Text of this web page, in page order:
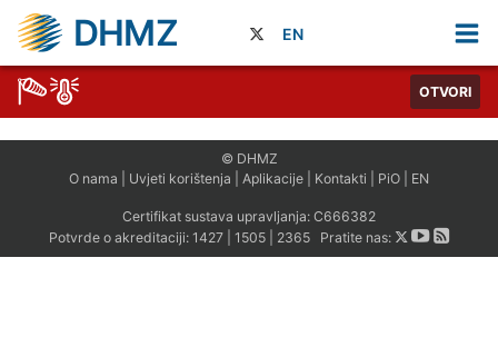
DHMZ EN
OTVORI
© DHMZ
O nama
Uvjeti korištenja Aplikacije Kontakti PiO EN
Certifikat sustava upravljanja: C666382
Potvrde o akreditaciji: 1427| 1505| 2365Pratite nas: